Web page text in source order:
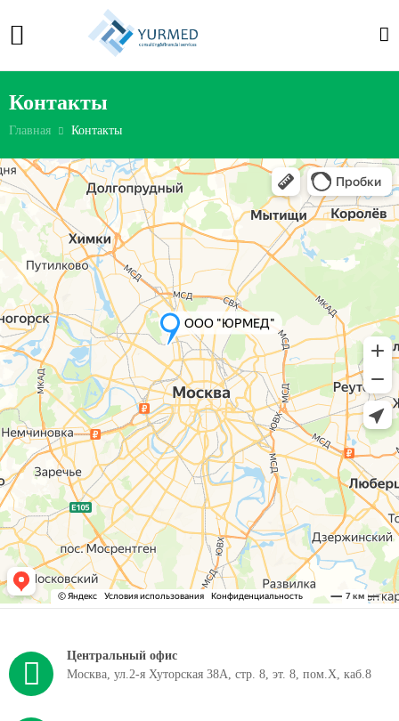
Контакты
Главная Контакты
Центральный офис
Москва, ул.2-я Хуторская 38А, стр. 8, эт. 8, пом.X, каб.8